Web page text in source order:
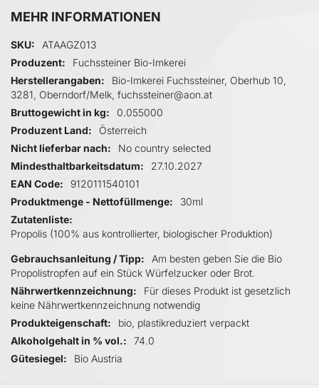
MEHR INFORMATIONEN
Mehr Informationen
SKU
ATAAGZ013
Produzent
Fuchssteiner Bio-Imkerei
Herstellerangaben
Bio-Imkerei Fuchssteiner, Oberhub 10,
3281, Oberndorf/Melk, fuchssteiner@aon.at
Bruttogewicht in kg
0.055000
Produzent Land
Österreich
Nicht lieferbar nach
No country selected
Mindesthaltbarkeitsdatum
27.10.2027
EAN Code
9120111540101
Produktmenge - Nettofüllmenge
30ml
Zutatenliste
Propolis (100% aus kontrollierter, biologischer Produktion)
Gebrauchsanleitung / Tipp
Am besten geben Sie die Bio
Propolistropfen auf ein Stück Würfelzucker oder Brot.
Nährwertkennzeichnung
Für dieses Produkt ist gesetzlich
keine Nährwertkennzeichnung notwendig
Produkteigenschaft
bio, plastikreduziert verpackt
Alkoholgehalt in % vol.
74.0
Gütesiegel
Bio Austria